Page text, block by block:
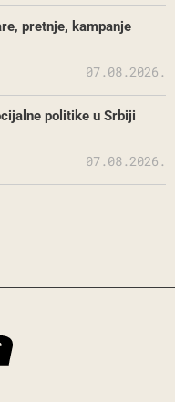
pretnje, kampanje
07.08.2026.
politike u Srbiji
07.08.2026.